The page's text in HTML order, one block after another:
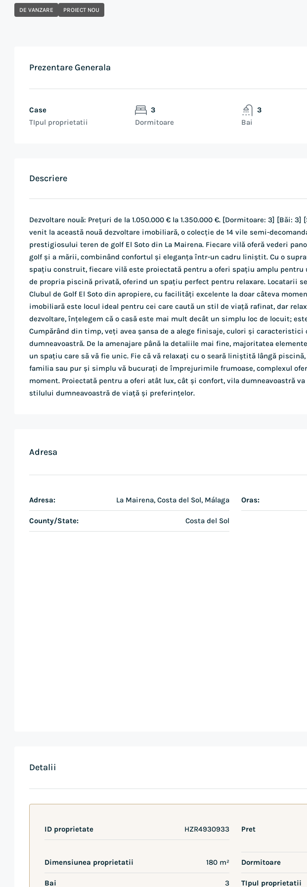
DE VANZARE PROIECT NOU
Prezentare Generala
Case
TIpul proprietatii
3
Dormitoare
3
Bai
Descriere
Dezvoltare nouă: Prețuri de la 1.050.000 € la 1.350.000 €. [Dormitoare: 3] [Băi:
venit la această nouă dezvoltare imobiliară, o colecție de 14 vile semi-
prestigiosului teren de golf El Soto din La Mairena. Fiecare vilă oferă vederi
golf și a mării, combinând confortul și eleganța într-un cadru liniștit. Cu o
spațiu construit, fiecare vilă este proiectată pentru a oferi spațiu amplu pentru
de propria piscină privată, oferind un spațiu perfect pentru relaxare. Locatarii
Clubul de Golf El Soto din apropiere, cu facilități excelente la doar câteva
imobiliară este locul ideal pentru cei care caută un stil de viață rafinat, dar
dezvoltare, înțelegem că o casă este mai mult decât un simplu loc de locuit;
Cumpărând din timp, veți avea șansa de a alege finisaje, culori și caracteristici
dumneavoastră. De la amenajare până la detaliile mai fine, majoritatea
un spațiu care să vă fie unic. Fie că vă relaxați cu o seară liniștită lângă
familia sau pur și simplu vă bucurați de împrejurimile frumoase, complexul
moment. Proiectată pentru a oferi atât lux, cât și confort, vila dumneavoastră
stilului dumneavoastră de viață și preferințelor.
Adresa
Adresa: La Mairena, Costa del Sol, Málaga Oras:
County/State: Costa del Sol
Detalii
ID proprietate HZR4930933 Pret
Dimensiunea proprietatii 180 m² Dormitoare
Bai 3 TIpul proprietatii